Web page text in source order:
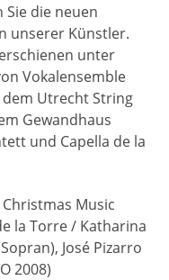
Sie die neuen
unserer Künstler.
unter
Vokalensemble
Utrecht String
Gewandhaus
und Capella de la
Music
la Torre / Katharina
José Pizarro
2008)